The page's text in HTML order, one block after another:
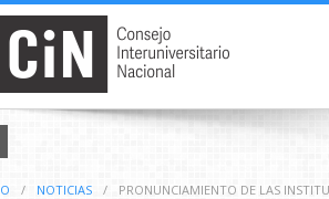
/ NOTICIAS / PRONUNCIAMIENTO DE LAS